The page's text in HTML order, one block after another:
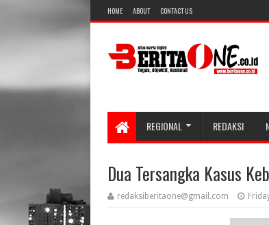
HOME ABOUT CONTACT US
REGIONAL REDAKSI
Dua Tersangka Kasus
redaksiberitaone@gmail.com